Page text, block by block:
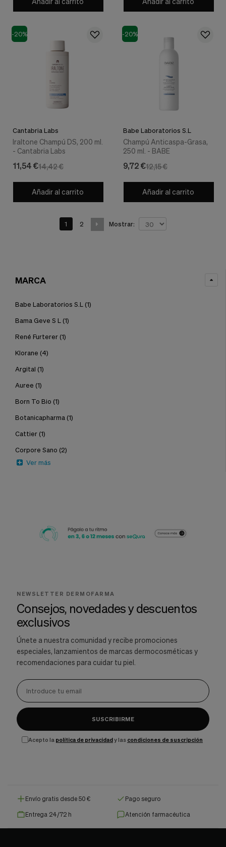
-20%
Cantabria Labs
Iraltone Champú DS, 200 ml.
- Cantabria Labs
14,42 €
11,54 €
Añadir al carrito
-20%
Babe Laboratorios S.L
Champú Anticaspa-Grasa,
250 ml. - BABE
12,15 €
9,72 €
Añadir al carrito
1 2 Mostrar:
MARCA
Babe Laboratorios S.L (1)
Bama Geve S L (1)
René Furterer (1)
Klorane (4)
Argital (1)
Auree (1)
Born To Bio (1)
Botanicapharma (1)
Cattier (1)
Corpore Sano (2)
Ver más
NEWSLETTER DERMOFARMA
Consejos, novedades y descuentos
exclusivos
Únete a nuestra comunidad y recibe promociones
especiales, lanzamientos de marcas dermocosméticas y
recomendaciones para cuidar tu piel.
SUSCRIBIRME
Acepto la política de privacidady las condiciones de suscripción
Envío gratis desde 50 € Pago seguro
Entrega 24/72 h Atención farmacéutica